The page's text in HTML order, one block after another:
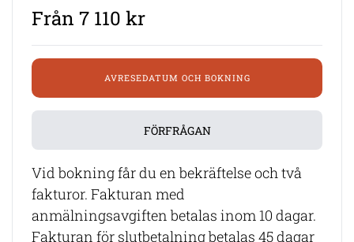
Från 7 110 kr
AVRESEDATUM OCH BOKNING
FÖRFRÅGAN
Vid bokning får du en bekräftelse och två
fakturor. Fakturan med
anmälningsavgiften betalas inom 10 dagar.
Fakturan för slutbetalning betalas 45 dagar